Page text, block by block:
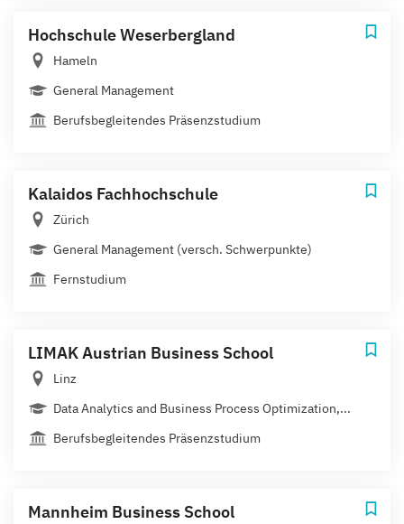
Hochschule Weserbergland
Hameln
General Management
Berufsbegleitendes Präsenzstudium
Kalaidos Fachhochschule
Zürich
General Management (versch. Schwerpunkte)
Fernstudium
LIMAK Austrian Business School
Linz
Data Analytics and Business Process Optimization,...
Berufsbegleitendes Präsenzstudium
Mannheim Business School